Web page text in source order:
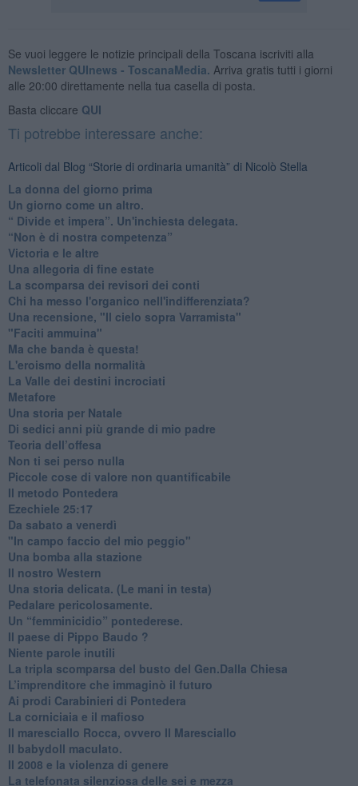
Se vuoi leggere le notizie principali della Toscana iscriviti alla
Newsletter QUInews - ToscanaMedia. Arriva gratis tutti i giorni
alle 20:00 direttamente nella tua casella di posta.
Basta cliccare QUI
Ti potrebbe interessare anche:
Articoli dal Blog “Storie di ordinaria umanità” di Nicolò Stella
​La donna del giorno prima
​Un giorno come un altro.
​“ Divide et impera”. Un'inchiesta delegata.
“Non è di nostra competenza”
​Victoria e le altre
Una allegoria di fine estate
La scomparsa dei revisori dei conti
Chi ha messo l'organico nell'indifferenziata?
Una recensione, "Il cielo sopra Varramista"
​"Faciti ammuina"
Ma che banda è questa!
L'eroismo della normalità
​La Valle dei destini incrociati
Metafore
​Una storia per Natale
​Di sedici anni più grande di mio padre
Teoria dell’offesa
​Non ti sei perso nulla
​Piccole cose di valore non quantificabile
​Il metodo Pontedera
​Ezechiele 25:17
Da sabato a venerdì
"In campo faccio del mio peggio"
Una bomba alla stazione
Il nostro Western
Una storia delicata. (Le mani in testa)
Pedalare pericolosamente.
Un “femminicidio” pontederese.
Il paese di Pippo Baudo ?
Niente parole inutili
La tripla scomparsa del busto del Gen.Dalla Chiesa
​L’imprenditore che immaginò il futuro
Ai prodi Carabinieri di Pontedera
​La corniciaia e il mafioso
Il maresciallo Rocca, ovvero Il Maresciallo
​Il babydoll maculato.
​Il 2008 e la violenza di genere
La telefonata silenziosa delle sei e mezza